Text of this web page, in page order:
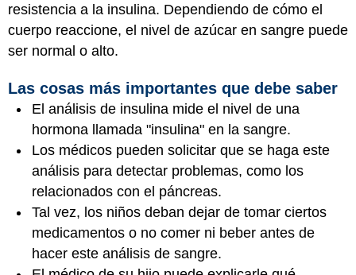
resistencia a la insulina. Dependiendo de cómo el
cuerpo reaccione, el nivel de azúcar en sangre puede
ser normal o alto.
Las cosas más importantes que debe saber
El análisis de insulina mide el nivel de una
hormona llamada "insulina" en la sangre.
Los médicos pueden solicitar que se haga este
análisis para detectar problemas, como los
relacionados con el páncreas.
Tal vez, los niños deban dejar de tomar ciertos
medicamentos o no comer ni beber antes de
hacer este análisis de sangre.